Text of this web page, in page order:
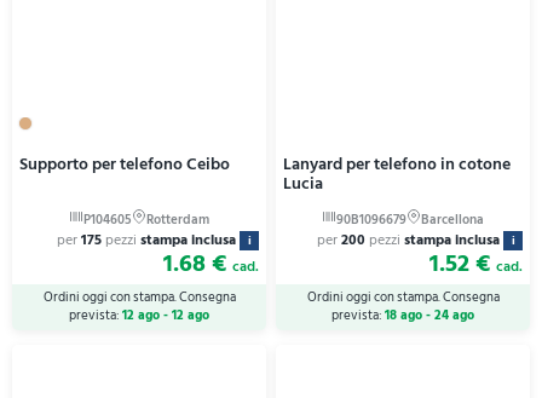
Supporto per telefono Ceibo
per175 pezzi stampa inclusa i
1.68 € cad.
Ordini oggi con stampa. Consegna
prevista:12 ago - 12 ago
Lanyard per telefono in cotone
Lucia
per200 pezzi stampa inclusa i
1.52 € cad.
Ordini oggi con stampa. Consegna
prevista:18 ago - 24 ago